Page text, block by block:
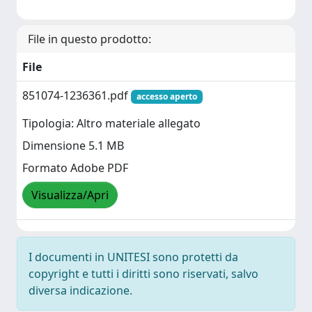
File in questo prodotto:
File
851074-1236361.pdf
accesso aperto
Tipologia: Altro materiale allegato
Dimensione 5.1 MB
Formato Adobe PDF
Visualizza/Apri
I documenti in UNITESI sono protetti da
copyright e tutti i diritti sono riservati, salvo
diversa indicazione.